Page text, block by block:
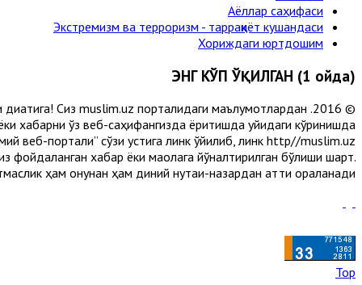
Аёллар саҳифаси
Экстремизм ва терроризм - тарраққиёт кушандаси
Хориждаги юртдошим
ЭНГ КЎП ЎҚИЛГАН (1 ойда)
диққатига! Сиз muslim.uz порталидаги маълумотлардан
хабарни ўз веб-саҳифангизда ёритишда қуйидаги кўринишда
веб-портали” сўзи устига линк қўйилиб, линк http//muslim.uz
фойдаланган хабар ёки мақолага йўналтирилган бўлиши шарт.
ҳам қонунан ҳам диний нуқтаи-назардан қаттиқ қораланади.
Top